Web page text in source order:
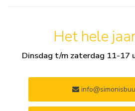
Het hele
Dinsdag t/m zaterdag 11-17